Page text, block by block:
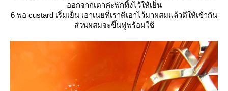
ออกจากเตาค่ะพักทิ้งไว้ให้เย็น
6 พอ custard เริ่มเย็น เอาเนยที่เราตีเอาไว้มาผสมแล้วตีให้เข้ากัน
ส่วนผสมจะขึ้นฟูพร้อมใช้